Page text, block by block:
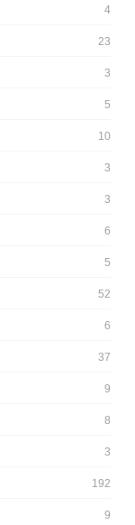
4
23
3
5
10
3
3
6
5
52
6
37
9
8
3
192
9